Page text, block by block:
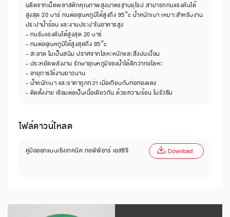
ผลิตจากเม็ดพลาสติกคุณภาพสูงมาตรฐานยุโรป สามารถทนแรงดันได้
สูงสุด 20 บาร์ ทนต่ออุณหภูมิได้สูงถึง 95°c น้ำหนักเบา เหมาะสำหรับงาน
ประปาน้ำร้อน และงานประปาในอาคารสูง
- ทนรับแรงดันได้สูงสุด 20 บาร์
- ทนต่ออุณหภูมิได้สูงสุดถึง 95°c
- สะอาด ไม่เป็นสนิม ปราศจากโลหะหนักและสิ่งปนเปื้อน
- ประหยัดพลังงาน รักษาอุณหภูมิของน้ำได้ดีกว่าท่อโลหะ
- อายุการใช้งานยาวนาน
- น้ำหนักเบา และราคาถูกกว่า เมื่อเทียบกับท่อทองแดง
- ติดตั้งง่าย เชื่อมต่อเป็นเนื้อเดียวกัน ด้วยความร้อน ไม่รั่วซึม
ไฟล์ดาวน์โหลด
คู่มือออกแบบเชิงเทคนิค ท่อพีพีอาร์ เอสซีจี Download